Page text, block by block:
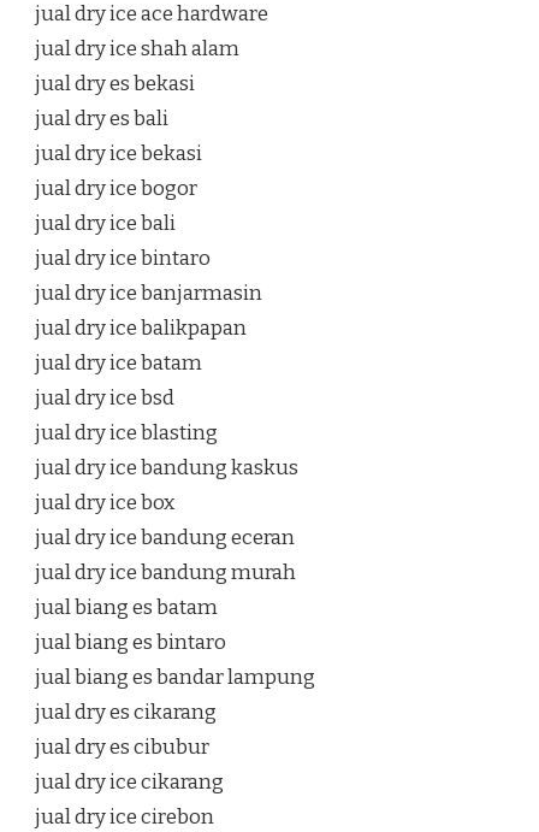
jual dry ice ace hardware
jual dry ice shah alam
jual dry es bekasi
jual dry es bali
jual dry ice bekasi
jual dry ice bogor
jual dry ice bali
jual dry ice bintaro
jual dry ice banjarmasin
jual dry ice balikpapan
jual dry ice batam
jual dry ice bsd
jual dry ice blasting
jual dry ice bandung kaskus
jual dry ice box
jual dry ice bandung eceran
jual dry ice bandung murah
jual biang es batam
jual biang es bintaro
jual biang es bandar lampung
jual dry es cikarang
jual dry es cibubur
jual dry ice cikarang
jual dry ice cirebon